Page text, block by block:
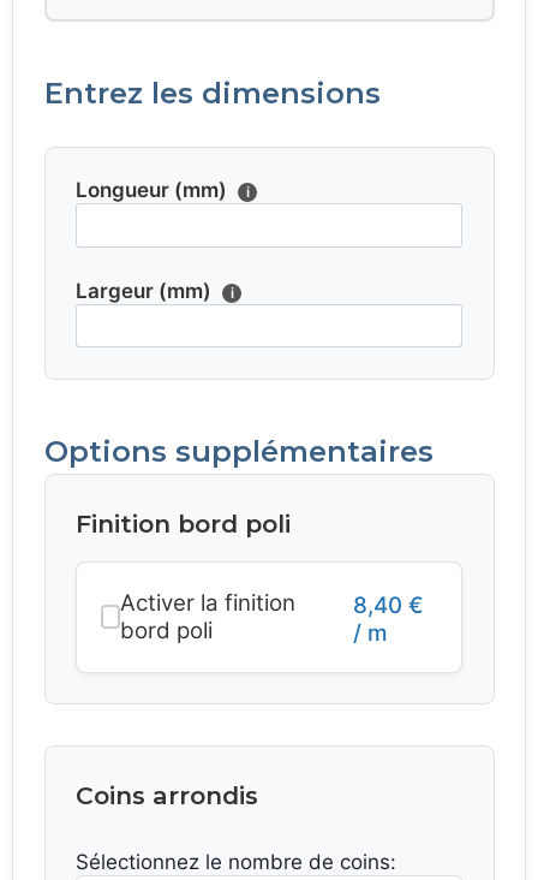
Entrez les dimensions
Longueur (mm) i
Largeur (mm) i
Options supplémentaires
Finition bord poli
Activer la finition
bord poli
8,40€
/ m
Coins arrondis
Sélectionnez le nombre de coins: